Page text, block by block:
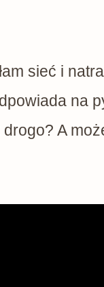
sieć i
na
A